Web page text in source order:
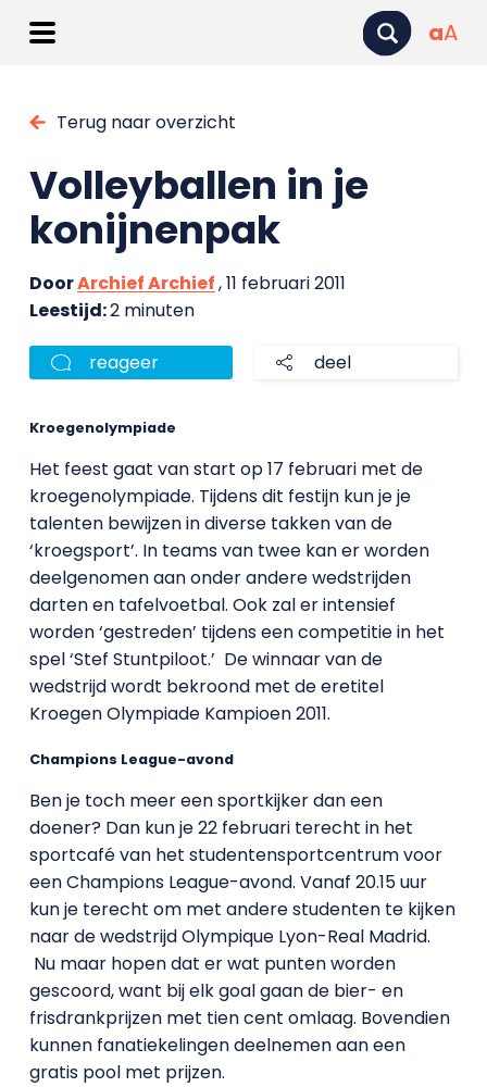
aA
Terug naar overzicht
Volleyballen in je
konijnenpak
DoorArchief Archief, 11 februari 2011
Leestijd:2 minuten
reageer deel
Kroegenolympiade
Het feest gaat van start op 17 februari met de
kroegenolympiade. Tijdens dit festijn kun je je
talenten bewijzen in diverse takken van de
‘kroegsport’. In teams van twee kan er worden
deelgenomen aan onder andere wedstrijden
darten en tafelvoetbal. Ook zal er intensief
worden ‘gestreden’ tijdens een competitie in het
spel ‘Stef Stuntpiloot.’ De winnaar van de
wedstrijd wordt bekroond met de eretitel
Kroegen Olympiade Kampioen 2011.
Champions League-avond
Ben je toch meer een sportkijker dan een
doener? Dan kun je 22 februari terecht in het
sportcafé van het studentensportcentrum voor
een Champions League-avond. Vanaf 20.15 uur
kun je terecht om met andere studenten te kijken
naar de wedstrijd Olympique Lyon-Real Madrid.
Nu maar hopen dat er wat punten worden
gescoord, want bij elk goal gaan de bier- en
frisdrankprijzen met tien cent omlaag. Bovendien
kunnen fanatiekelingen deelnemen aan een
gratis pool met prijzen.